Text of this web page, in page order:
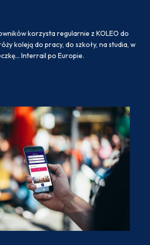
korzysta regularnie z KOLEO do
koleją do pracy, do szkoły, na studia, w
Interrail po Europie.